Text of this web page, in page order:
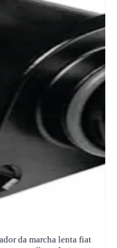
da marcha lenta fiat